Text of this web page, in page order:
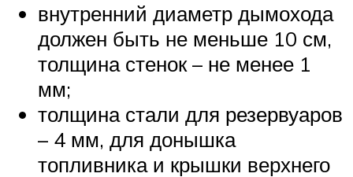
внутренний диаметр дымохода
должен быть не меньше 10 см,
толщина стенок – не менее 1
мм;
толщина стали для резервуаров
– 4 мм, для донышка
топливника и крышки верхнего